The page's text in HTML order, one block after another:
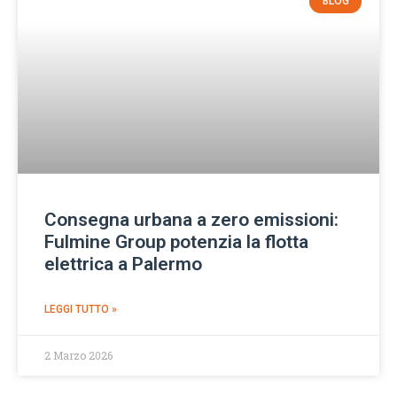
Consegna urbana a zero emissioni:
Fulmine Group potenzia la flotta
elettrica a Palermo
LEGGI TUTTO »
2 Marzo 2026